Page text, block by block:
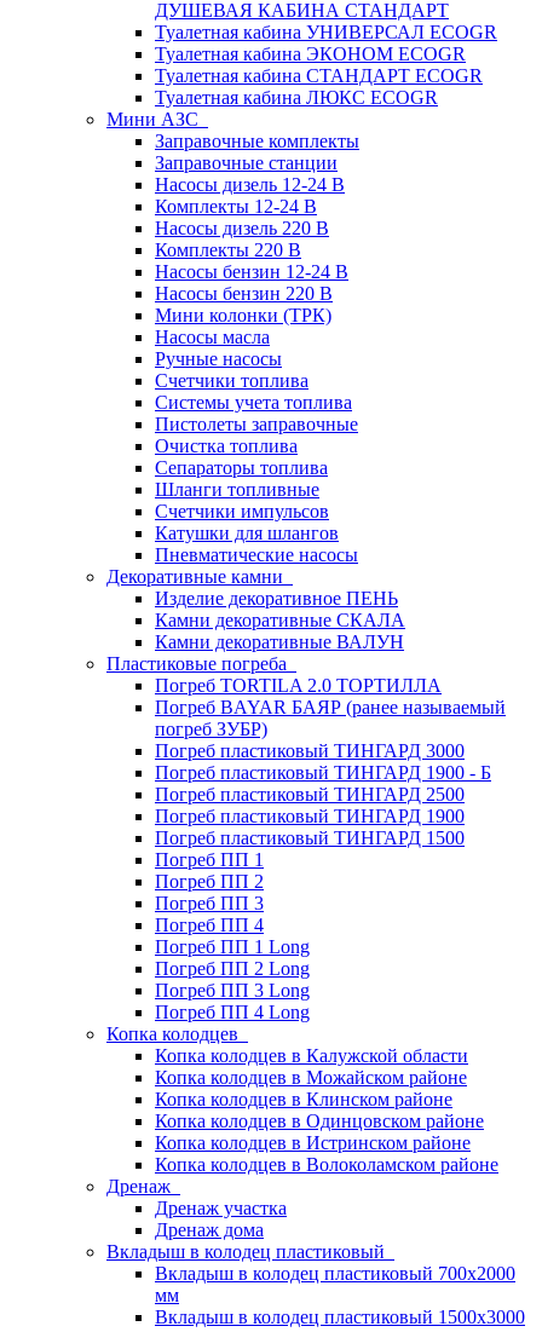
ДУШЕВАЯ КАБИНА СТАНДАРТ
Туалетная кабина УНИВЕРСАЛ ECOGR
Туалетная кабина ЭКОНОМ ECOGR
Туалетная кабина СТАНДАРТ ECOGR
Туалетная кабина ЛЮКС ECOGR
Мини АЗС
Заправочные комплекты
Заправочные станции
Насосы дизель 12-24 В
Комплекты 12-24 В
Насосы дизель 220 В
Комплекты 220 В
Насосы бензин 12-24 В
Насосы бензин 220 В
Мини колонки (ТРК)
Насосы масла
Ручные насосы
Счетчики топлива
Системы учета топлива
Пистолеты заправочные
Очистка топлива
Сепараторы топлива
Шланги топливные
Счетчики импульсов
Катушки для шлангов
Пневматические насосы
Декоративные камни
Изделие декоративное ПЕНЬ
Камни декоративные СКАЛА
Камни декоративные ВАЛУН
Пластиковые погреба
Погреб TORTILA 2.0 ТОРТИЛЛА
Погреб BAYAR БАЯР (ранее называемый
погреб ЗУБР)
Погреб пластиковый ТИНГАРД 3000
Погреб пластиковый ТИНГАРД 1900 - Б
Погреб пластиковый ТИНГАРД 2500
Погреб пластиковый ТИНГАРД 1900
Погреб пластиковый ТИНГАРД 1500
Погреб ПП 1
Погреб ПП 2
Погреб ПП 3
Погреб ПП 4
Погреб ПП 1 Long
Погреб ПП 2 Long
Погреб ПП 3 Long
Погреб ПП 4 Long
Копка колодцев
Копка колодцев в Калужской области
Копка колодцев в Можайском районе
Копка колодцев в Клинском районе
Копка колодцев в Одинцовском районе
Копка колодцев в Истринском районе
Копка колодцев в Волоколамском районе
Дренаж
Дренаж участка
Дренаж дома
Вкладыш в колодец пластиковый
Вкладыш в колодец пластиковый 700х2000
мм
Вкладыш в колодец пластиковый 1500х3000